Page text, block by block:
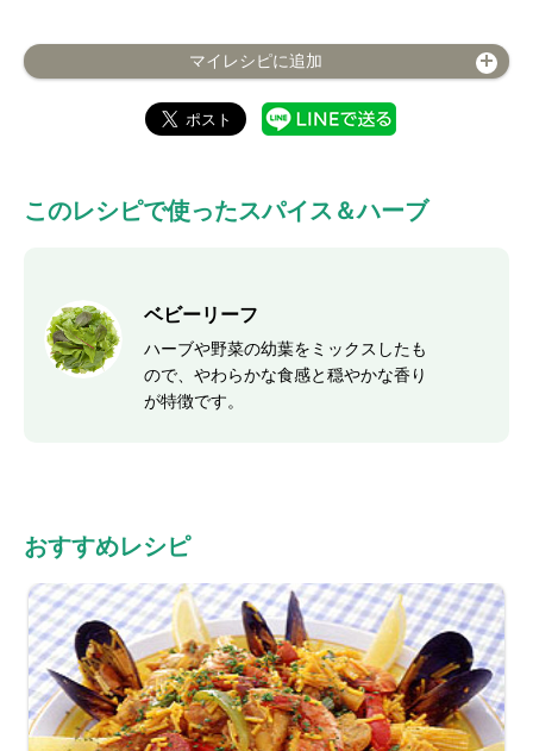
マイレシピに追加
このレシピで使ったスパイス＆ハーブ
ベビーリーフ
ハーブや野菜の幼葉をミックスしたも
ので、やわらかな食感と穏やかな香り
が特徴です。
おすすめレシピ